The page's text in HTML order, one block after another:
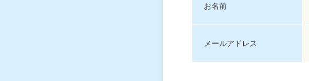
お名前
メールアドレス